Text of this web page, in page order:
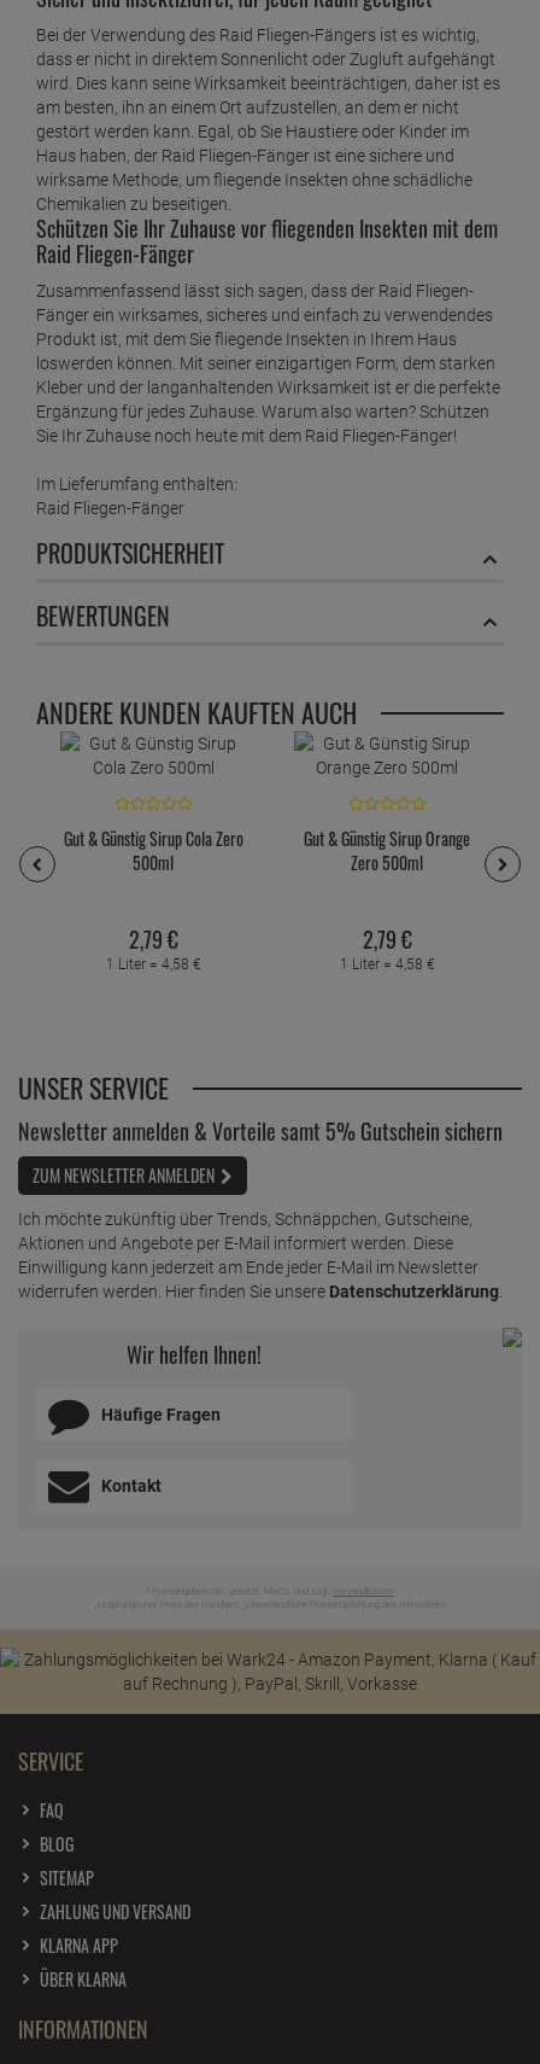
Bei der Verwendung des Raid Fliegen-Fängers ist es wichtig,
dass er nicht in direktem Sonnenlicht oder Zugluft aufgehängt
wird. Dies kann seine Wirksamkeit beeinträchtigen, daher ist es
am besten, ihn an einem Ort aufzustellen, an dem er nicht
gestört werden kann. Egal, ob Sie Haustiere oder Kinder im
Haus haben, der Raid Fliegen-Fänger ist eine sichere und
wirksame Methode, um fliegende Insekten ohne schädliche
Chemikalien zu beseitigen.
Schützen Sie Ihr Zuhause vor fliegenden Insekten mit dem
Raid Fliegen-Fänger
Zusammenfassend lässt sich sagen, dass der Raid Fliegen-
Fänger ein wirksames, sicheres und einfach zu verwendendes
Produkt ist, mit dem Sie fliegende Insekten in Ihrem Haus
loswerden können. Mit seiner einzigartigen Form, dem starken
Kleber und der langanhaltenden Wirksamkeit ist er die perfekte
Ergänzung für jedes Zuhause. Warum also warten? Schützen
Sie Ihr Zuhause noch heute mit dem Raid Fliegen-Fänger!
Im Lieferumfang enthalten:
Raid Fliegen-Fänger
PRODUKTSICHERHEIT
BEWERTUNGEN
ANDERE KUNDEN KAUFTEN AUCH
Gut & Günstig Sirup Cola Zero
500ml
2,79€
1 Liter = 4,58 €
Gut & Günstig Sirup Orange
Zero 500ml
2,79€
1 Liter = 4,58 €
UNSER SERVICE
Newsletter anmelden & Vorteile samt 5% Gutschein sichern
ZUM NEWSLETTER ANMELDEN
Ich möchte zukünftig über Trends, Schnäppchen, Gutscheine,
Aktionen und Angebote per E-Mail informiert werden. Diese
Einwilligung kann jederzeit am Ende jeder E-Mail im Newsletter
widerrufen werden. Hier finden Sie unsere Datenschutzerklärung.
Wir helfen Ihnen!
Häufige Fragen
Kontakt
* Preisangaben inkl. gesetzl. MwSt. und zzgl. Versandkosten
Ursprünglicher Preis des Händlers, Unverbindliche Preisempfehlung des Herstellers
SERVICE
FAQ
BLOG
SITEMAP
ZAHLUNG UND VERSAND
KLARNA APP
ÜBER KLARNA
INFORMATIONEN